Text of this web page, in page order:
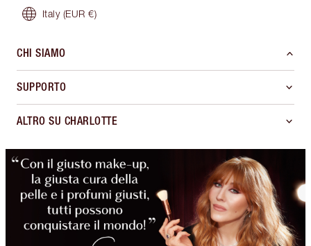
Italy (EUR €)
CHI SIAMO
SUPPORTO
ALTRO SU CHARLOTTE